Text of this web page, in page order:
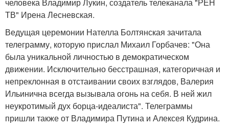
ТВ" Ирена Лесневская.
Ведущая церемонии Нателла Болтянская зачитала
телеграмму, которую прислал Михаил Горбачев: "Она
была уникальной личностью в демократическом
движении. Исключительно бесстрашная, категоричная и
непреклонная в отстаивании своих взглядов, Валерия
Ильинична всегда вызывала огонь на себя. В ней жил
неукротимый дух борца-идеалиста". Телеграммы
пришли также от Владимира Путина и Алексея Кудрина.